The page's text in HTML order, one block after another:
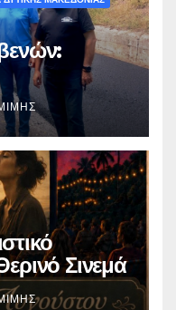
οδού
Σινεμά